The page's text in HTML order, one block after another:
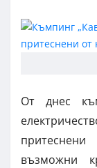
От днес
възможни